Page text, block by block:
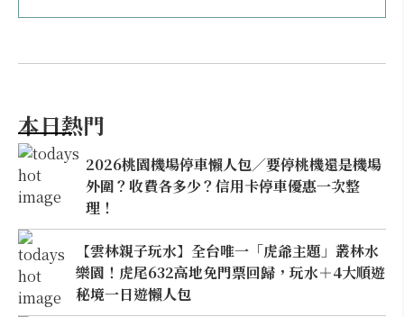
本日熱門
2026桃園機場停車懶人包／要停桃機還是機場
外圍？收費各多少？信用卡停車優惠一次整
理！
【雲林親子玩水】全台唯一「虎爺主題」叢林水
樂園！虎尾632高地免門票回歸，玩水＋4大順遊
秘境一日遊懶人包